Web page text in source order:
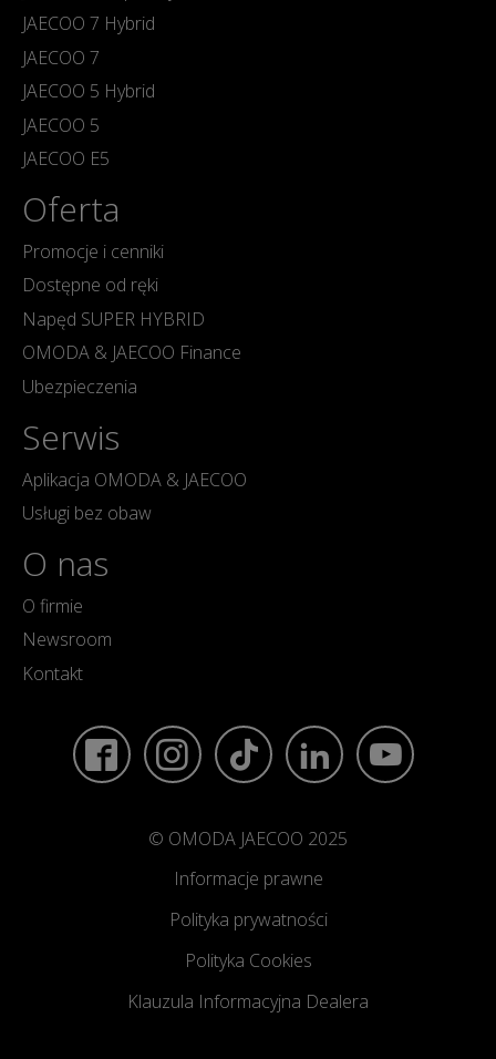
JAECOO 7 Hybrid
JAECOO 7
JAECOO 5 Hybrid
JAECOO 5
JAECOO E5
Oferta
Promocje i cenniki
Dostępne od ręki
Napęd SUPER HYBRID
OMODA & JAECOO Finance
Ubezpieczenia
Serwis
Aplikacja OMODA & JAECOO
Usługi bez obaw
O nas
O firmie
Newsroom
Kontakt
© OMODA JAECOO 2025
Informacje prawne
Polityka prywatności
Polityka Cookies
Klauzula Informacyjna Dealera